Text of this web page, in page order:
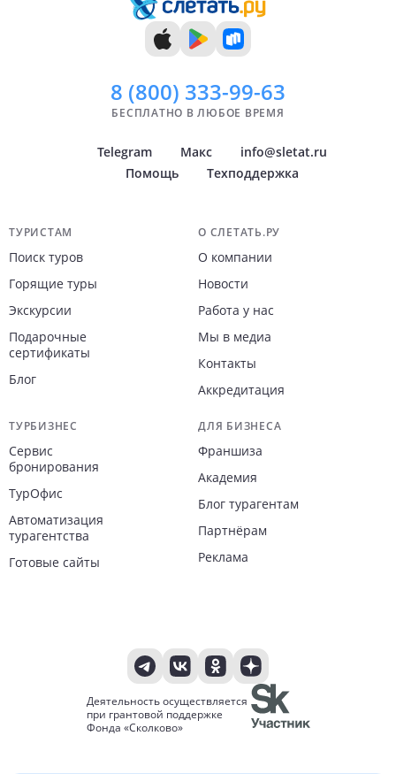
8 (800) 333-99-63
БЕСПЛАТНО В ЛЮБОЕ ВРЕМЯ
Telegram Макс
info@sletat.ru
Помощь
Техподдержка
Навигация по сайту
ТУРИСТАМ
Поиск туров
Горящие туры
Экскурсии
Подарочные
сертификаты
Блог
О СЛЕТАТЬ.РУ
О компании
Новости
Работа у нас
Мы в медиа
Контакты
Аккредитация
ТУРБИЗНЕС
Сервис
бронирования
ТурОфис
Автоматизация
турагентства
Готовые сайты
ДЛЯ БИЗНЕСА
Франшиза
Академия
Блог турагентам
Партнёрам
Реклама
Деятельность осуществляется
при грантовой поддержке
Фонда «Сколково»